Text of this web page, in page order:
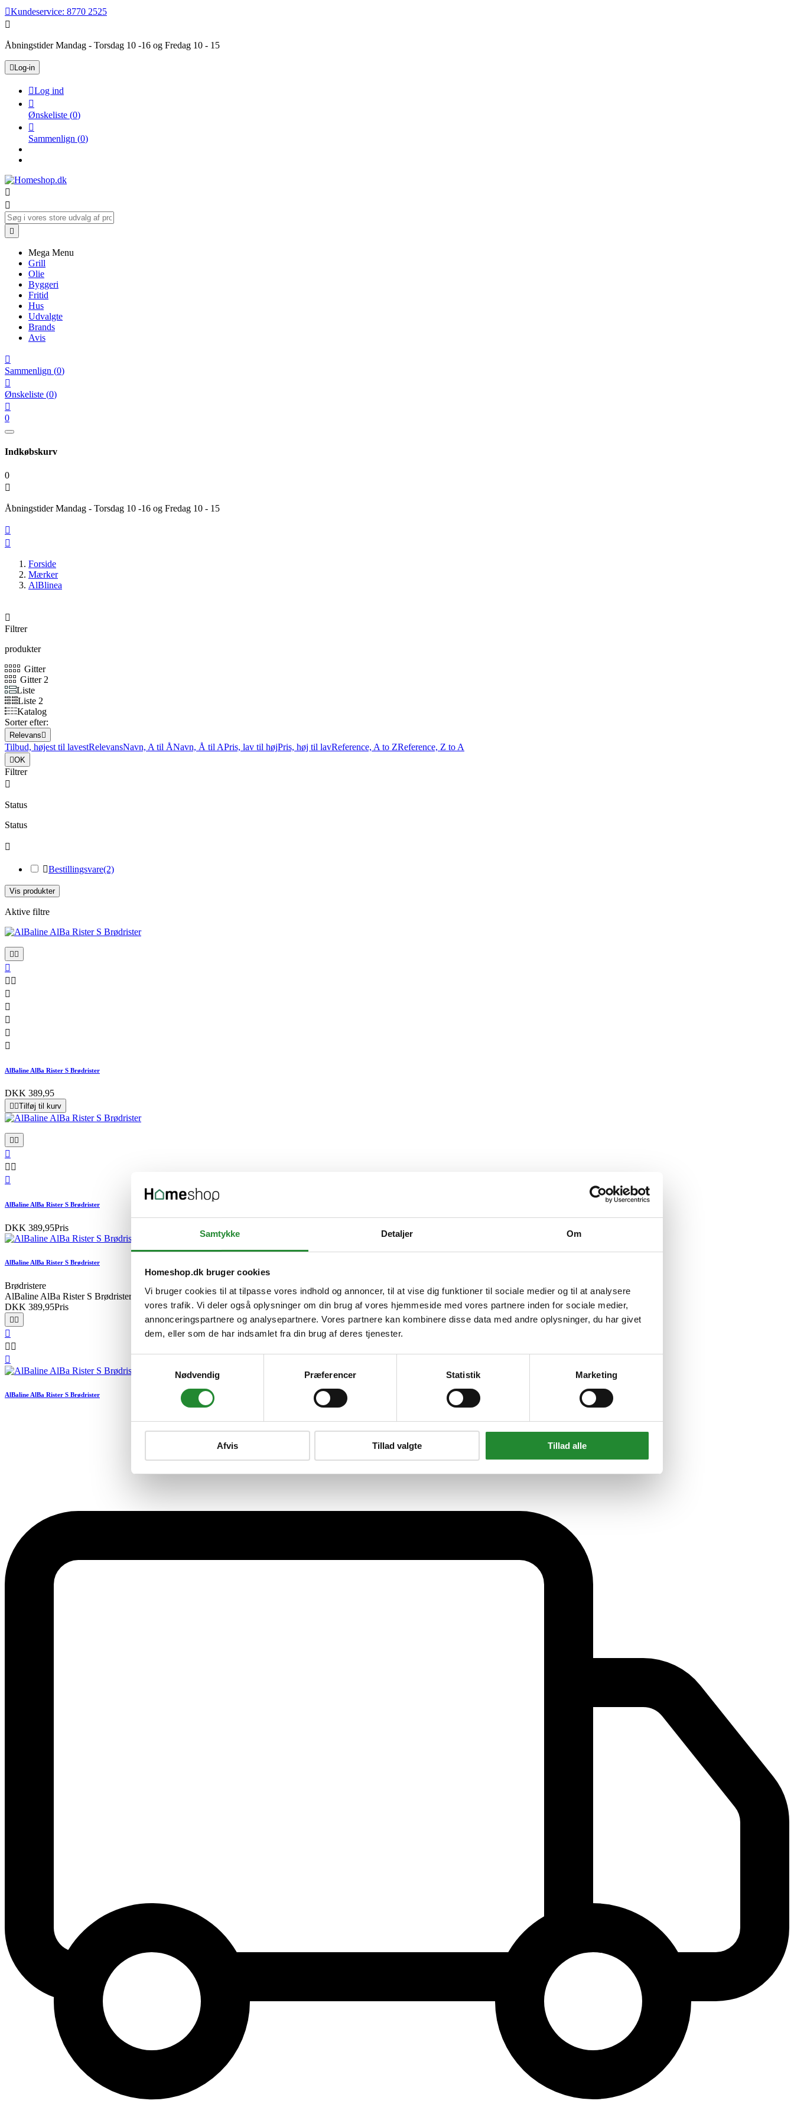
Samtykke Detaljer Om
Homeshop.dk bruger cookies
Vi bruger cookies til at tilpasse vores indhold og annoncer, til at vise dig funktioner til sociale medier og til at analysere
vores trafik. Vi deler også oplysninger om din brug af vores hjemmeside med vores partnere inden for sociale medier,
annonceringspartnere og analysepartnere. Vores partnere kan kombinere disse data med andre oplysninger, du har givet
dem, eller som de har indsamlet fra din brug af deres tjenester.
Nødvendig
Præferencer Statistik Marketing
Afvis Tillad valgte Tillad alle
Kundeservice: 8770 2525

Åbningstider Mandag - Torsdag 10 -16 og Fredag 10 - 15
 Log-in
Log ind

Ønskeliste (0)

Sammenlign (0)



Mega Menu
Grill
Olie
Byggeri
Fritid
Hus
Udvalgte
Brands
Avis

Sammenlign (0)

Ønskeliste (0)

0
Indkøbskurv
0

Åbningstider Mandag - Torsdag 10 -16 og Fredag 10 - 15


Forside
Mærker
AlBlinea

Filtrer
produkter
Gitter
Gitter 2
Liste
Liste 2
Katalog
Sorter efter:
Relevans
Tilbud, højest til lavestRelevansNavn, A til ÅNavn, Å til APris, lav til højPris, høj til lavReference, A to ZReference, Z to A
OK
Filtrer

Status
Status

Bestillingsvare(2)
Vis produkter
Aktive filtre


 





AlBaline AlBa Rister S Brødrister
DKK 389,95
 Tilføj til kurv
 

 

AlBaline AlBa Rister S Brødrister
DKK 389,95Pris
AlBaline AlBa Rister S Brødrister
Brødristere
AlBaline AlBa Rister S Brødrister
DKK 389,95Pris
 

 

AlBaline AlBa Rister S Brødrister